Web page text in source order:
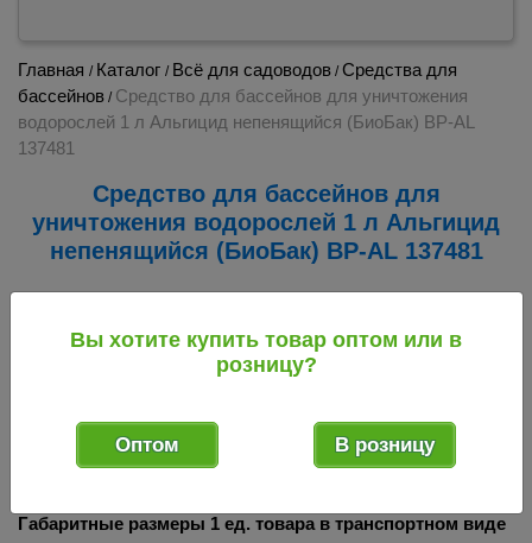
Главная / Каталог / Всё для садоводов /Средства для
бассейнов / Средство для бассейнов для уничтожения
водорослей 1 л Альгицид непенящийся (БиоБак) BP-AL
137481
Средство для бассейнов для
уничтожения водорослей 1 л Альгицид
непенящийся (БиоБак) BP-AL 137481
Габаритные размеры 1 ед. товара в транспортном виде
Вы хотите купить товар оптом или в
розницу?
Оптом В розницу